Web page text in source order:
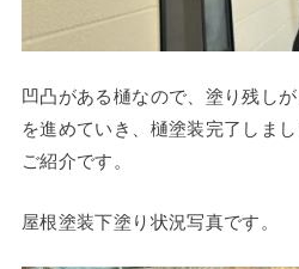
凹凸がある樋なので、塗り残し
を進めていき、樋塗装完了しま
ご紹介です。
屋根塗装下塗り状況写真です。